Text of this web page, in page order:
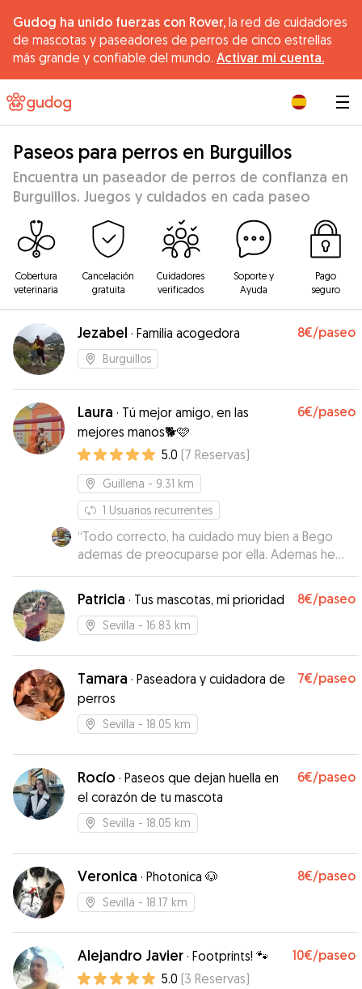
Gudog ha unido fuerzas con Rover, la red de cuidadores
de mascotas y paseadores de perros de cinco estrellas
más grande y confiable del mundo. Activar mi cuenta.
Paseos para perros en Burguillos
Encuentra un paseador de perros de confianza en
Burguillos. Juegos y cuidados en cada paseo
Cobertura
veterinaria
Cancelación
gratuita
Cuidadores
verificados
Soporte y
Ayuda
Pago
seguro
Jezabel · Familia acogedora 8€/paseo
Burguillos
Laura · Tú mejor amigo, en las
mejores manos🐕🩷
6€/paseo
5.0 (7 Reservas)
Guillena - 9.31 km
1 Usuarios recurrentes
“Todo correcto, ha cuidado muy bien a Bego
ademas de preocuparse por ella. Ademas he
tenido un retraso en el vuelo de vuelta y ha sido
flexible para gestionar la entrega, repetiría sin
dudarlo!”
Patricia · Tus mascotas, mi prioridad 8€/paseo
Sevilla - 16.83 km
Tamara · Paseadora y cuidadora de
perros
7€/paseo
Sevilla - 18.05 km
Rocío · Paseos que dejan huella en
el corazón de tu mascota
6€/paseo
Sevilla - 18.05 km
Veronica · Photonica 🐶 8€/paseo
Sevilla - 18.17 km
Alejandro Javier · Footprints! 🐾 10€/paseo
5.0 (3 Reservas)